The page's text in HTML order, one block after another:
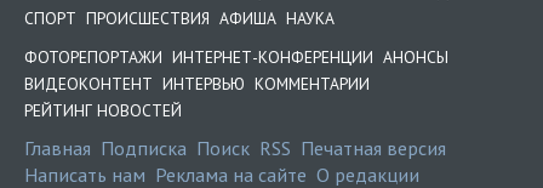
СПОРТ ПРОИСШЕСТВИЯ АФИША НАУКА
ФОТОРЕПОРТАЖИ ИНТЕРНЕТ-КОНФЕРЕНЦИИ АНОНСЫ
ВИДЕОКОНТЕНТ ИНТЕРВЬЮ КОММЕНТАРИИ
РЕЙТИНГ НОВОСТЕЙ
Главная Подписка Поиск RSS Печатная версия
Написать нам Реклама на сайте О редакции